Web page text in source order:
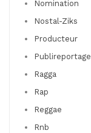
Nomination
Nostal-Ziks
Producteur
Publireportage
Ragga
Rap
Reggae
Rnb